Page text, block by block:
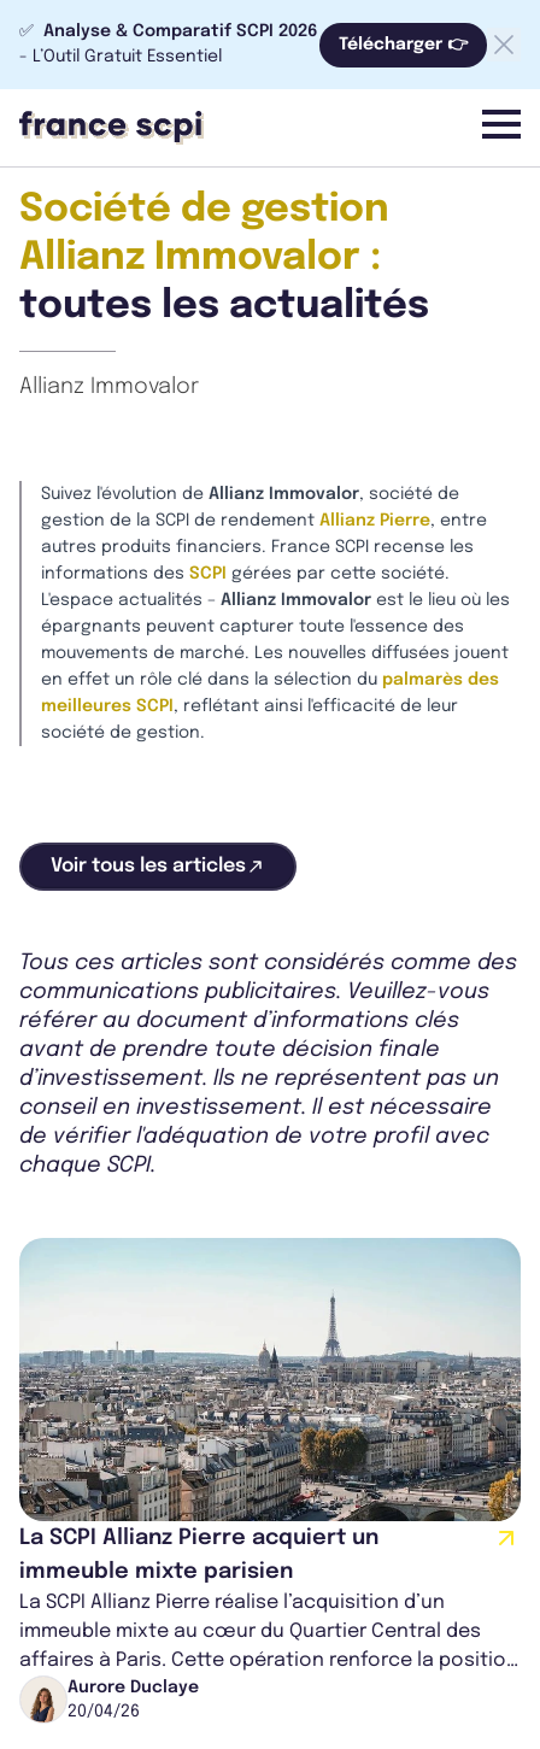
✅ Analyse & Comparatif SCPI 2026
- L’Outil Gratuit Essentiel
Télécharger 👉
menu
Société de gestion
Allianz Immovalor :
toutes les actualités
Allianz Immovalor
Suivez l'évolution de Allianz Immovalor, société de
gestion de la SCPI de rendement Allianz Pierre, entre
autres produits financiers. France SCPI recense les
informations des SCPI gérées par cette société.
L'espace actualités – Allianz Immovalor est le lieu où les
épargnants peuvent capturer toute l'essence des
mouvements de marché. Les nouvelles diffusées jouent
en effet un rôle clé dans la sélection du palmarès des
meilleures SCPI , reflétant ainsi l'efficacité de leur
société de gestion.
Voir tous les articles
Tous ces articles sont considérés comme des
communications publicitaires. Veuillez-vous
référer au document d’informations clés
avant de prendre toute décision finale
d’investissement. Ils ne représentent pas un
conseil en investissement. Il est nécessaire
de vérifier l'adéquation de votre profil avec
chaque SCPI.
La SCPI Allianz Pierre acquiert un
immeuble mixte parisien
La SCPI Allianz Pierre réalise l’acquisition d’un
immeuble mixte au cœur du Quartier Central des
affaires à Paris. Cette opération renforce la position
de la SCPI sur des actifs pr...
Aurore Duclaye
20/04/26